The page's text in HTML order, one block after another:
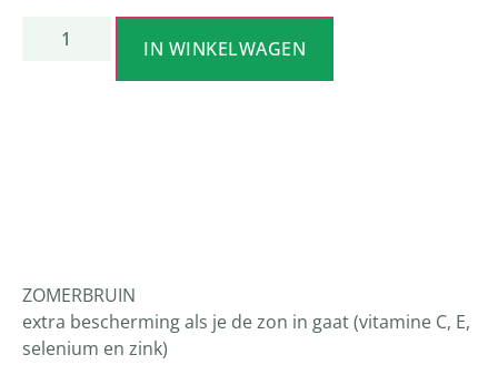
IN WINKELWAGEN
ZOMERBRUIN
extra bescherming als je de zon in gaat (vitamine C, E,
selenium en zink)